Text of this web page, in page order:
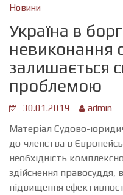
Новини
Україна в
невиконання
залишається
проблемою
30.01.2019 admin
Матеріал Судово-
до членства в
необхідність
здійснення правосуддя,
підвищення